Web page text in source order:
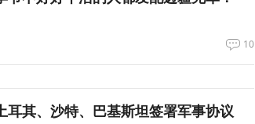
10
耳其、沙特、巴基斯坦签署军事协议